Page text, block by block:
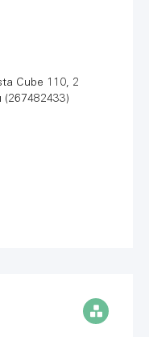
Cube 110, 2